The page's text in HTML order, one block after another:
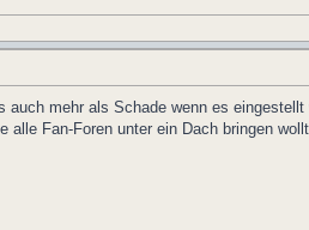
mehr als Schade wenn es
alle Fan-Foren unter ein Dach bringen